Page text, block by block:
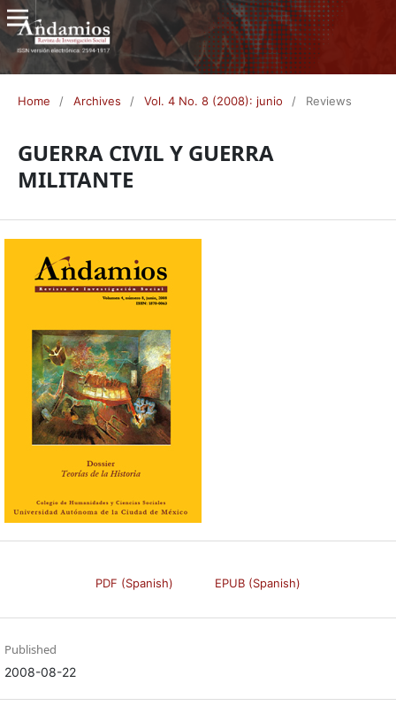
Home / Archives / Vol. 4 No. 8 (2008): junio / Reviews
GUERRA CIVIL Y GUERRA
MILITANTE
PDF (Spanish) EPUB (Spanish)
Published
2008-08-22